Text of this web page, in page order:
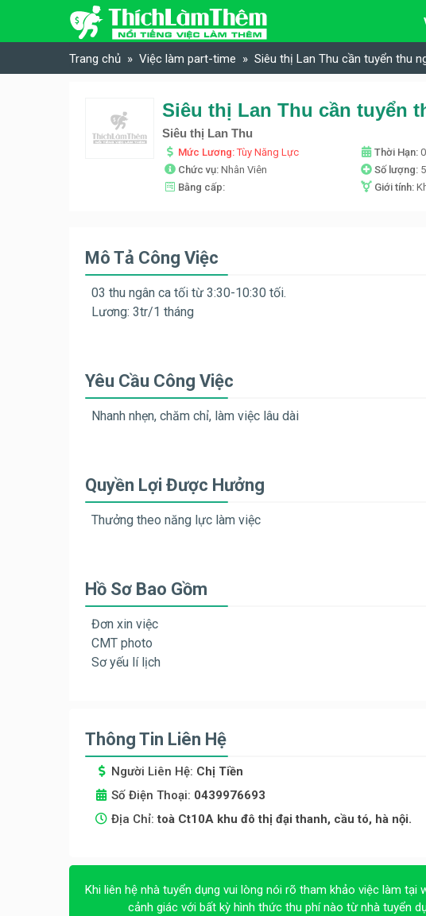
Skip to content
Trang chủ Việc làm part-time Siêu thị Lan Thu cần tuyển thu
Siêu thị Lan Thu cần tuyển
Siêu thị Lan Thu
Mức Lương:Tùy Năng Lực Thời Hạn:
Chức vụ: Nhân Viên Số lượng: 5
Bằng cấp:
Giới tính:
Mô Tả Công Việc
03 thu ngân ca tối từ 3:30-10:30 tối.
Lương: 3tr/1 tháng
Yêu Cầu Công Việc
Nhanh nhẹn, chăm chỉ, làm việc lâu dài
Quyền Lợi Được Hưởng
Thưởng theo năng lực làm việc
Hồ Sơ Bao Gồm
Đơn xin việc
CMT photo
Sơ yếu lí lịch
Thông Tin Liên Hệ
Người Liên Hệ: Chị Tiền
Số Điện Thoại: 0439976693
Địa Chỉ:toà Ct10A khu đô thị đại thanh, cầu tó, hà nội.
Khi liên hệ nhà tuyển dụng vui lòng nói rõ tham khảo việc làm tại
cảnh giác với bất kỳ hình thức thu phí nào từ nhà tuyển